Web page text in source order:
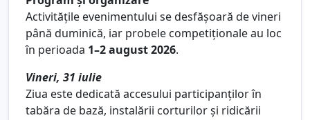
Activitățile evenimentului se desfășoară de vineri
până duminică, iar probele competiționale au loc
în perioada 1–2 august 2026.
Vineri, 31 iulie
Ziua este dedicată accesului participanților în
tabăra de bază, instalării corturilor și ridicării